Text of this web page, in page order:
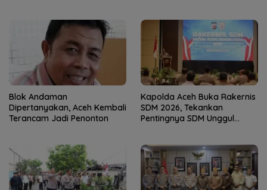
Blok Andaman
Dipertanyakan, Aceh Kembali
Terancam Jadi Penonton
Kapolda Aceh Buka Rakernis
SDM 2026, Tekankan
Pentingnya SDM Unggul